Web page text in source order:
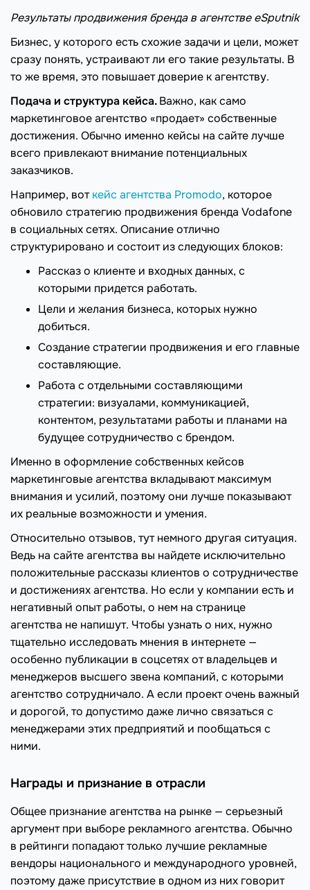
Результаты продвижения бренда в агентстве eSputnik
Бизнес, у которого есть схожие задачи и цели, может
сразу понять, устраивают ли его такие результаты. В
то же время, это повышает доверие к агентству.
Подача и структура кейса.Важно, как само
маркетинговое агентство «продает» собственные
достижения. Обычно именно кейсы на сайте лучше
всего привлекают внимание потенциальных
заказчиков.
Например, воткейс агентства Promodo, которое
обновило стратегию продвижения бренда Vodafone
в социальных сетях. Описание отлично
структурировано и состоит из следующих блоков:
Рассказ о клиенте и входных данных, с
которыми придется работать.
Цели и желания бизнеса, которых нужно
добиться.
Создание стратегии продвижения и его главные
составляющие.
Работа с отдельными составляющими
стратегии: визуалами, коммуникацией,
контентом, результатами работы и планами на
будущее сотрудничество с брендом.
Именно в оформление собственных кейсов
маркетинговые агентства вкладывают максимум
внимания и усилий, поэтому они лучше показывают
их реальные возможности и умения.
Относительно отзывов, тут немного другая ситуация.
Ведь на сайте агентства вы найдете исключительно
положительные рассказы клиентов о сотрудничестве
и достижениях агентства. Но если у компании есть и
негативный опыт работы, о нем на странице
агентства не напишут. Чтобы узнать о них, нужно
тщательно исследовать мнения в интернете —
особенно публикации в соцсетях от владельцев и
менеджеров высшего звена компаний, с которыми
агентство сотрудничало. А если проект очень важный
и дорогой, то допустимо даже лично связаться с
менеджерами этих предприятий и пообщаться с
ними.
Награды и признание в отрасли
Общее признание агентства на рынке — серьезный
аргумент при выборе рекламного агентства. Обычно
в рейтинги попадают только лучшие рекламные
вендоры национального и международного уровней,
поэтому даже присутствие в одном из них говорит